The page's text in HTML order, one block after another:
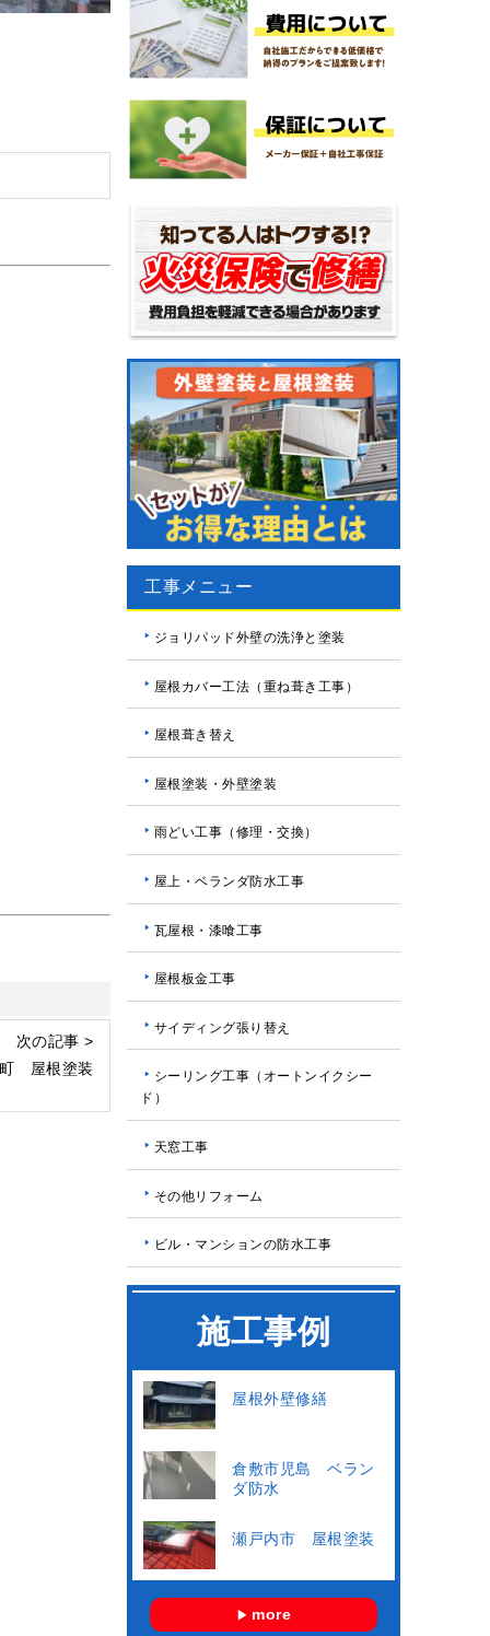
次の記事 >
屋根塗装
工事メニュー
ジョリパッド外壁の洗浄と塗装
屋根カバー工法（重ね葺き工事）
屋根葺き替え
屋根塗装・外壁塗装
雨どい工事（修理・交換）
屋上・ベランダ防水工事
瓦屋根・漆喰工事
屋根板金工事
サイディング張り替え
シーリング工事（オートンイクシー
ド）
天窓工事
その他リフォーム
ビル・マンションの防水工事
施工事例
屋根外壁修繕
倉敷市児島 ベラン
ダ防水
瀬戸内市 屋根塗装
more